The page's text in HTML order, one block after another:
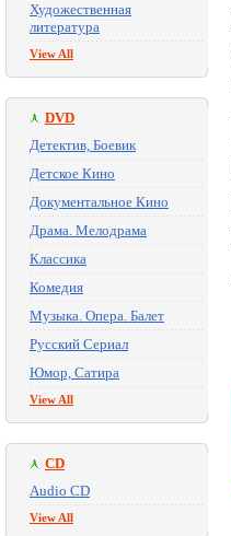
Художественная
литература
View All
DVD
Детектив, Боевик
Детское Кино
Документальное Кино
Драма. Мелодрама
Классика
Комедия
Музыка. Опера. Балет
Русский Сериал
Юмор, Сатира
View All
CD
Audio CD
View All